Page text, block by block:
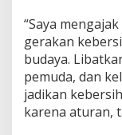
“Saya
gerakan
budaya.
pemuda, dan
jadikan
karena aturan,